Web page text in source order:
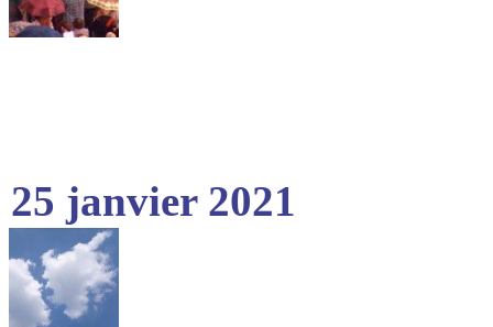
25 janvier 2021